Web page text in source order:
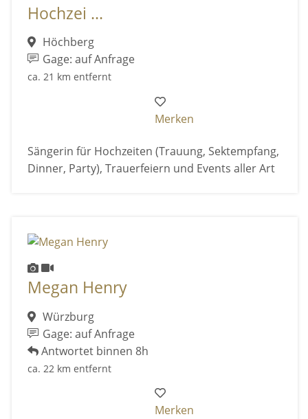
Hochzei ...
Höchberg
Gage: auf Anfrage
ca. 21 km entfernt
Merken
Sängerin für Hochzeiten (Trauung, Sektempfang,
Dinner, Party), Trauerfeiern und Events aller Art
Megan Henry
Würzburg
Gage: auf Anfrage
Antwortet binnen 8h
ca. 22 km entfernt
Merken